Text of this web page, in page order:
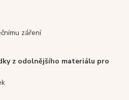
záření
z odolnějšího materiálu pro